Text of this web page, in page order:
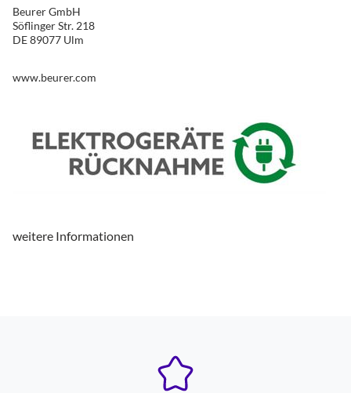
Beurer GmbH
Söflinger Str. 218
DE 89077 Ulm
www.beurer.com
weitere Informationen